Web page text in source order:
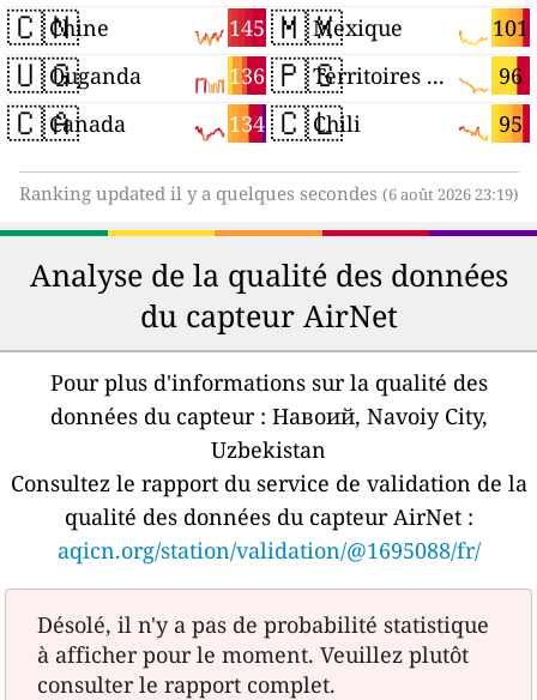
🇨🇳 145
Chine
🇺🇬 136
Ouganda
🇨🇦 134
Canada
🇲🇽 101
Mexique
🇵🇸 96
Territoires palestiniens
🇨🇱 95
Chili
Ranking updated il y a quelques secondes (6 août 2026 23:19)
Analyse de la qualité des données
du capteur AirNet
Pour plus d'informations sur la qualité des
données du capteur : Навоий, Navoiy City,
Uzbekistan
Consultez le rapport du service de validation de la
qualité des données du capteur AirNet :
aqicn.org/station/validation/@1695088/fr/
Désolé, il n'y a pas de probabilité statistique
à afficher pour le moment. Veuillez plutôt
consulter le rapport complet.